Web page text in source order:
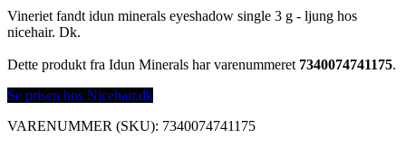
Vineriet fandt idun minerals eyeshadow single 3 g - ljung hos
nicehair. Dk.
Dette produkt fra Idun Minerals har varenummeret 7340074741175.
Se prisen hos Nicehair.dk
VARENUMMER (SKU): 7340074741175